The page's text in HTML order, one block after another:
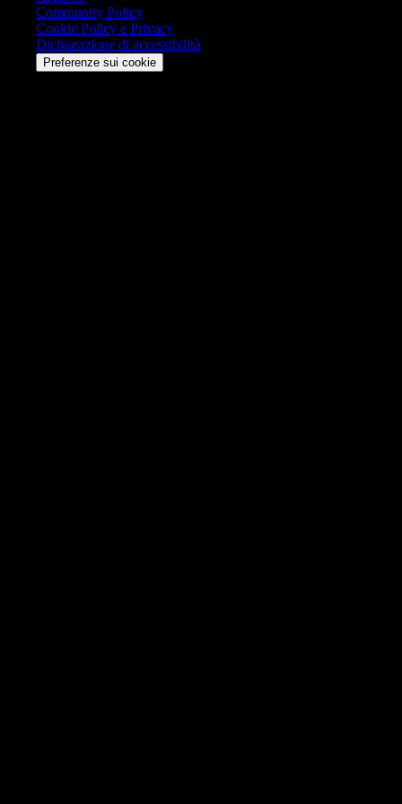
Community Policy
Cookie Policy e Privacy
Dichiarazione di accessibilità
Preferenze sui cookie